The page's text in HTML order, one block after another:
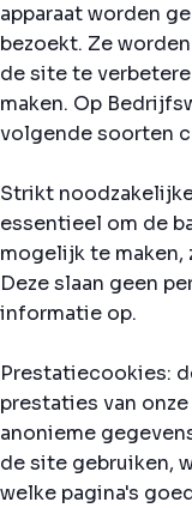
apparaat worden
bezoekt. Ze
de site te
maken. Op
volgende soorten
Strikt
essentieel om de
mogelijk te maken,
Deze slaan geen
informatie op.
Prestatiecookies:
prestaties van
anonieme
de site gebruiken,
welke pagina's